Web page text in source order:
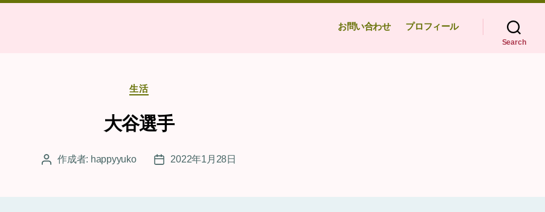
お問い合わせ プロフィール
Search
カ
テ
リ
ー
生活
大谷選手
投
作成者: happyyuko
投
2022年1月28日